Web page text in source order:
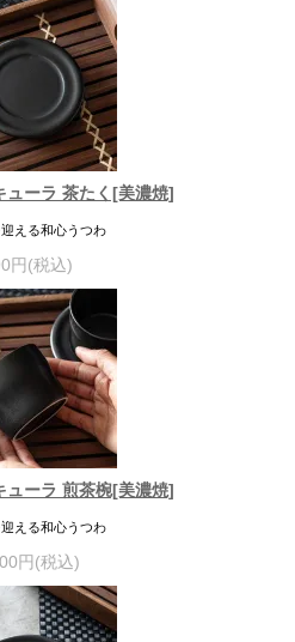
ューラ 茶たく[美濃焼]
える和心うつわ
円(税込)
ューラ 煎茶椀[美濃焼]
える和心うつわ
円(税込)